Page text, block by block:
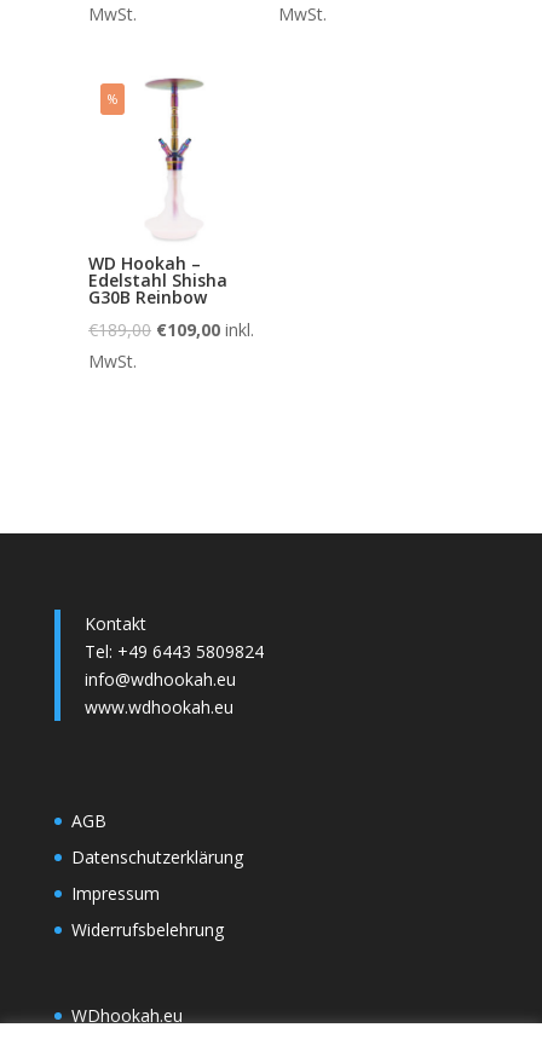
MwSt.
MwSt.
%
WD Hookah –
Edelstahl Shisha
G30B Reinbow
€189,00 €109,00 inkl.
MwSt.
Kontakt
Tel: +49 6443 5809824
info@wdhookah.eu
www.wdhookah.eu
AGB
Datenschutzerklärung
Impressum
Widerrufsbelehrung
WDhookah.eu